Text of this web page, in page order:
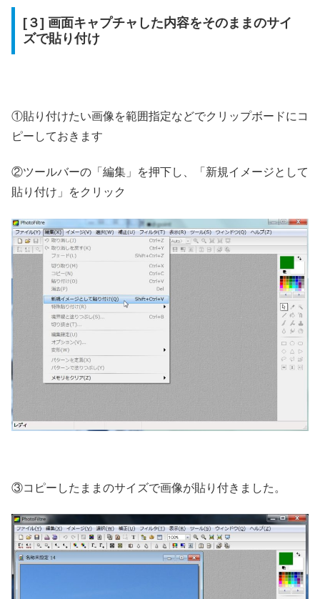
[３] 画面キャプチャした内容をそのままのサイ
ズで貼り付け
①貼り付けたい画像を範囲指定などでクリップボードにコ
ピーしておきます
②ツールバーの「編集」を押下し、「新規イメージとして
貼り付け」をクリック
③コピーしたままのサイズで画像が貼り付きました。